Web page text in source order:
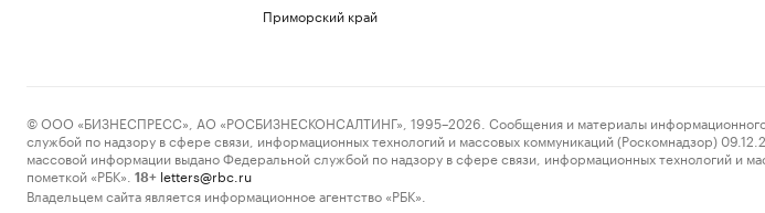
Приморский край
© ООО «БИЗНЕСПРЕСС», АО «РОСБИЗНЕСКОНСАЛТИНГ», 1995–2026. Сообщения и материалы информационного
службой по надзору в сфере связи, информационных технологий и массовых коммуникаций (Роскомнадзор)
массовой информации выдано Федеральной службой по надзору в сфере связи, информационных технологий
пометкой «РБК».
18+ letters@rbc.ru
Владельцем сайта является информационное агентство «РБК».